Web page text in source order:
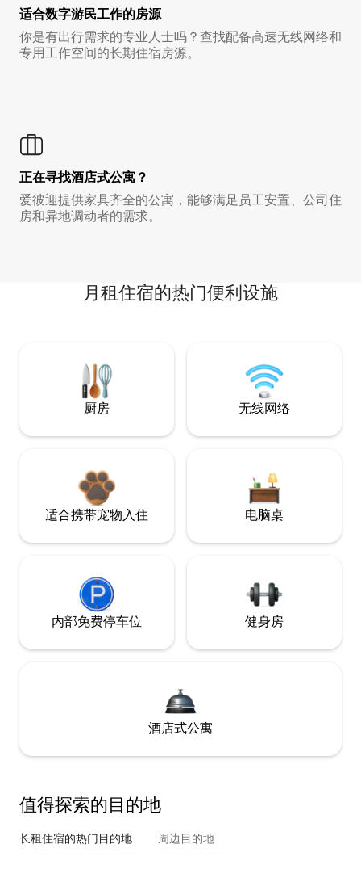
适合数字游民工作的房源
你是有出行需求的专业人士吗？查找配备高速无线网络和
专用工作空间的长期住宿房源。
正在寻找酒店式公寓？
爱彼迎提供家具齐全的公寓，能够满足员工安置、公司住
房和异地调动者的需求。
月租住宿的热门便利设施
厨房 无线网络
适合携带宠物入住 电脑桌
内部免费停车位 健身房
酒店式公寓
值得探索的目的地
长租住宿的热门目的地 周边目的地